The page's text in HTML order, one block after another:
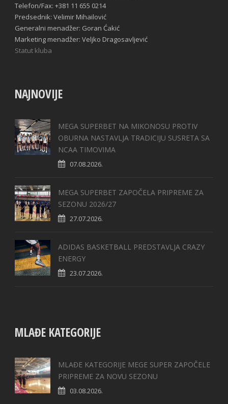
Telefon/Fax: +381 11 655 0214
Predsednik: Velimir Mihailović
Generalni menadžer: Goran Ćakić
Marketing menadžer: Veljko Dragosavljević
Statut kluba
NAJNOVIJE
MEGA SUPERBET NA MIKONOSU PROTIV
OBURNA NASTAVLJA TRADICIJU SUSRETA SA
NCAA TIMOVIMA
07.08.2026.
MEGA SUPERBET ZAPOČELA PRIPREME ZA
SEZONU 2026/27
27.07.2026.
ADIDAS BASKETBALL PREDSTAVLJA CRAZY
ENERGY
23.07.2026.
MLAĐE KATEGORIJE
MLAĐE KATEGORIJE MEGE SUPER ZAPOČELE
PRIPREME ZA NOVU SEZONU
03.08.2026.